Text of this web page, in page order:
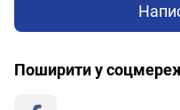
Поширити у